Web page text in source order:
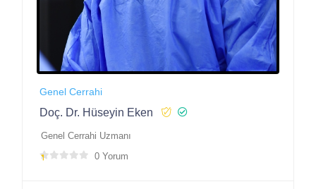
Genel Cerrahi
Doç. Dr. Hüseyin Eken
Genel Cerrahi Uzmanı
0 Yorum